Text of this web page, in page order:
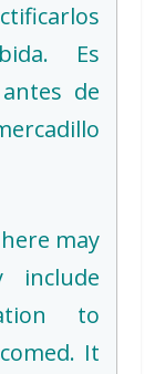
Es
de
may
include
to
It